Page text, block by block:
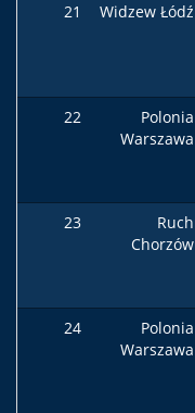
21 Widzew Łódź
22
Polonia
Warszawa
23
Ruch
Chorzów
24
Polonia
Warszawa